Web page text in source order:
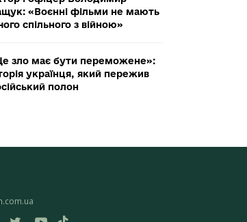
«Воєнні фільми не мають
спільного з війною»
зло має бути переможене»:
українця, який пережив
полон